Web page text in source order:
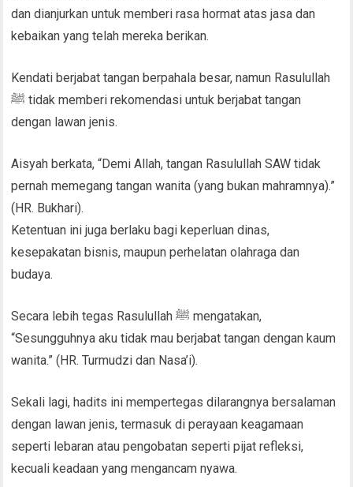
dan dianjurkan untuk memberi rasa hormat atas jasa dan
kebaikan yang telah mereka berikan.
Kendati berjabat tangan berpahala besar, namun Rasulullah
ﷺ tidak memberi rekomendasi untuk berjabat tangan
dengan lawan jenis.
Aisyah berkata, “Demi Allah, tangan Rasulullah SAW tidak
pernah memegang tangan wanita (yang bukan mahramnya).”
(HR. Bukhari).
Ketentuan ini juga berlaku bagi keperluan dinas,
kesepakatan bisnis, maupun perhelatan olahraga dan
budaya.
Secara lebih tegas Rasulullah ﷺ mengatakan,
“Sesungguhnya aku tidak mau berjabat tangan dengan kaum
wanita.” (HR. Turmudzi dan Nasa’i).
Sekali lagi, hadits ini mempertegas dilarangnya bersalaman
dengan lawan jenis, termasuk di perayaan keagamaan
seperti lebaran atau pengobatan seperti pijat refleksi,
kecuali keadaan yang mengancam nyawa.